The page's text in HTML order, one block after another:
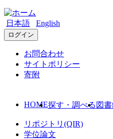
日本語 English
ログイン
お問合わせ
サイトポリシー
寄附
HOME探す・調べる 図
リポジトリ(QIR)
学位論文